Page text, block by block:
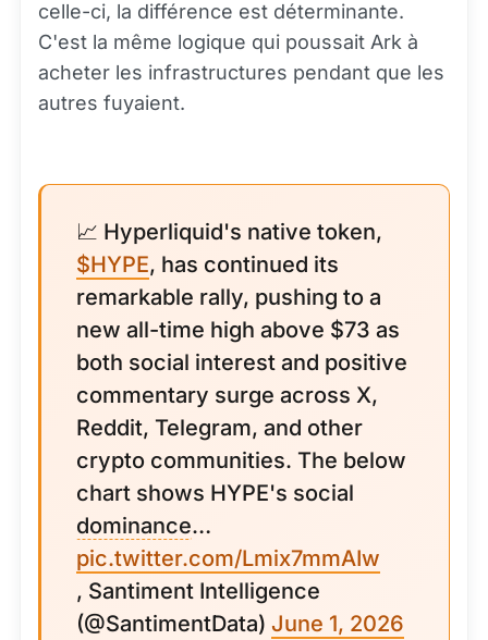
celle-ci, la différence est déterminante.
C'est la même logique qui poussait Ark à
acheter les infrastructures pendant que les
autres fuyaient.
📈 Hyperliquid's native token,
$HYPE, has continued its
remarkable rally, pushing to a
new all-time high above $73 as
both social interest and positive
commentary surge across X,
Reddit, Telegram, and other
crypto communities. The below
chart shows HYPE's social
dominance…
pic.twitter.com/Lmix7mmAIw
, Santiment Intelligence
(@SantimentData) June 1, 2026